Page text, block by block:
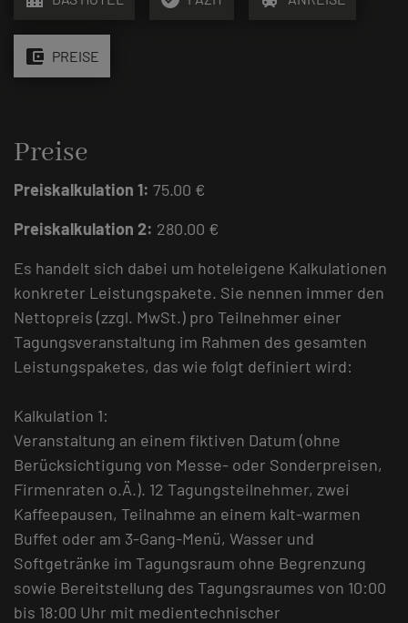
account_balance_wallet PREISE
Preise
Preiskalkulation 1: 75.00 €
Preiskalkulation 2: 280.00 €
Es handelt sich dabei um hoteleigene Kalkulationen
konkreter Leistungspakete. Sie nennen immer den
Nettopreis (zzgl. MwSt.) pro Teilnehmer einer
Tagungsveranstaltung im Rahmen des gesamten
Leistungspaketes, das wie folgt definiert wird:
Kalkulation 1:
Veranstaltung an einem fiktiven Datum (ohne
Berücksichtigung von Messe- oder Sonderpreisen,
Firmenraten o.Ä.). 12 Tagungsteilnehmer, zwei
Kaffeepausen, Teilnahme an einem kalt-warmen
Buffet oder am 3-Gang-Menü, Wasser und
Softgetränke im Tagungsraum ohne Begrenzung
sowie Bereitstellung des Tagungsraumes von 10:00
bis 18:00 Uhr mit medientechnischer